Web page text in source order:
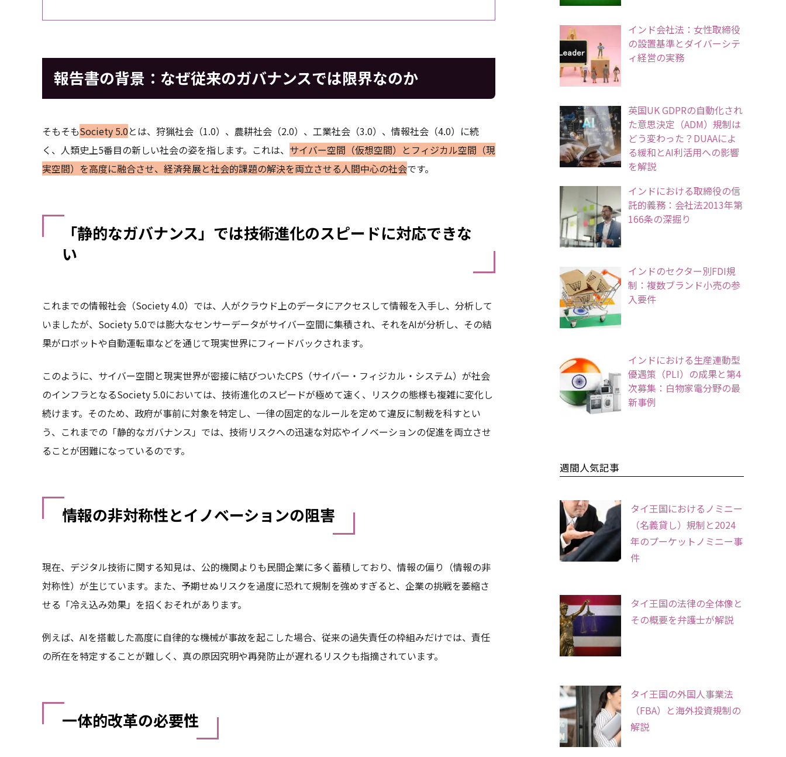
報告書の背景：なぜ従来のガバナンスでは限界なのか
そもそもSociety 5.0とは、狩猟社会（1.0）、農耕社会（2.0）、工業社会（3.0）、情報社会（4.0）に続
く、人類史上5番目の新しい社会の姿を指します。これは、 サイバー空間（仮想空間）とフィジカル空間（現
実空間）を高度に融合させ、経済発展と社会的課題の解決を両立させる人間中心の社会です。
「静的なガバナンス」では技術進化のスピードに対応できな
い
これまでの情報社会（Society 4.0）では、人がクラウド上のデータにアクセスして情報を入手し、分析して
いましたが、Society 5.0では膨大なセンサーデータがサイバー空間に集積され、それをAIが分析し、その結
果がロボットや自動運転車などを通じて現実世界にフィードバックされます。
このように、サイバー空間と現実世界が密接に結びついたCPS（サイバー・フィジカル・システム）が社会
のインフラとなるSociety 5.0においては、技術進化のスピードが極めて速く、リスクの態様も複雑に変化し
続けます。そのため、政府が事前に対象を特定し、一律の固定的なルールを定めて違反に制裁を科すとい
う、これまでの「静的なガバナンス」では、技術リスクへの迅速な対応やイノベーションの促進を両立させ
ることが困難になっているのです。
情報の非対称性とイノベーションの阻害
現在、デジタル技術に関する知見は、公的機関よりも民間企業に多く蓄積しており、情報の偏り（情報の非
対称性）が生じています。また、予期せぬリスクを過度に恐れて規制を強めすぎると、企業の挑戦を萎縮さ
せる「冷え込み効果」を招くおそれがあります。
例えば、AIを搭載した高度に自律的な機械が事故を起こした場合、従来の過失責任の枠組みだけでは、責任
の所在を特定することが難しく、真の原因究明や再発防止が遅れるリスクも指摘されています。
一体的改革の必要性
インド会社法：女性取締役
の設置基準とダイバーシテ
ィ経営の実務
英国UK GDPRの自動化され
た意思決定（ADM）規制は
どう変わった？DUAAによ
る緩和とAI利活用への影響
を解説
インドにおける取締役の信
託的義務：会社法2013年第
166条の深掘り
インドのセクター別FDI規
制：複数ブランド小売の参
入要件
インドにおける生産連動型
優遇策（PLI）の成果と第4
次募集：白物家電分野の最
新事例
週間人気記事
タイ王国におけるノミニー
（名義貸し）規制と2024
年のプーケットノミニー事
件
タイ王国の法律の全体像と
その概要を弁護士が解説
タイ王国の外国人事業法
（FBA）と海外投資規制の
解説